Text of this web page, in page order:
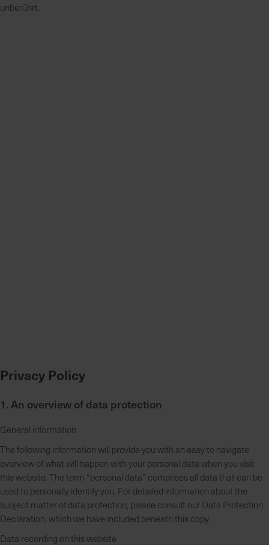
unberührt.
Privacy Policy
1. An overview of data protection
General information
The following information will provide you with an easy to navigate
overview of what will happen with your personal data when you visit
this website. The term “personal data” comprises all data that can be
used to personally identify you. For detailed information about the
subject matter of data protection, please consult our Data Protection
Declaration, which we have included beneath this copy.
Data recording on this website